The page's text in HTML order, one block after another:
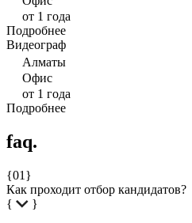
от 1 года
Подробнее
Видеограф
Алматы
Офис
от 1 года
Подробнее
faq.
{01}
Как проходит отбор кандидатов?
{
}